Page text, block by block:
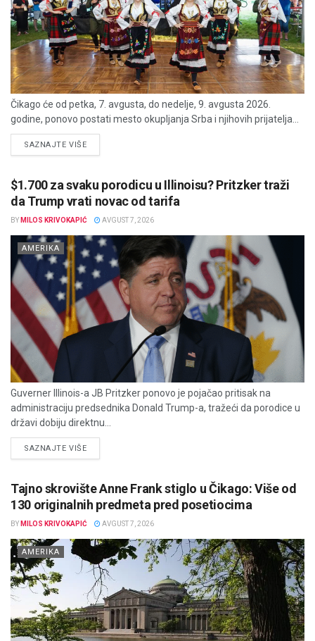
Čikago će od petka, 7. avgusta, do nedelje, 9. avgusta 2026.
godine, ponovo postati mesto okupljanja Srba i njihovih prijatelja...
SAZNAJTE VIŠEDETAILS
$1.700 za svaku porodicu u Illinoisu? Pritzker traži
da Trump vrati novac od tarifa
BY MILOS KRIVOKAPIĆ AVGUST 7, 2026
AMERIKA
Guverner Illinois-a JB Pritzker ponovo je pojačao pritisak na
administraciju predsednika Donald Trump-a, tražeći da porodice u
državi dobiju direktnu...
SAZNAJTE VIŠEDETAILS
Tajno skrovište Anne Frank stiglo u Čikago: Više od
130 originalnih predmeta pred posetiocima
BY MILOS KRIVOKAPIĆ AVGUST 7, 2026
AMERIKA